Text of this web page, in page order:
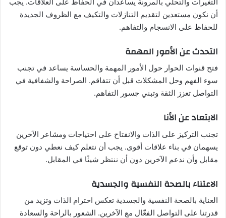
أن نكون مستعدين لتقديم التنازلات والتكيف مع الظروف الجديدة
للحفاظ على الانسجام والتفاهم.
التحدث عن الأمور المهمة
فتح قنوات الحوار حول الأمور المهمة والحساسة يساعد في تجنب
سوء الفهم وحل المشكلات قبل أن تتفاقم. الصراحة والشفافية في
التواصل تعزز الثقة وتبني جسور التفاهم.
الابتعاد عن الأنا
تجنب التركيز على الذات والانفتاح على احتياجات ومشاعر الآخرين
يسهمان في بناء علاقات أقوى. يجب أن نتعلم كيف نعطي دون توقع
مقابل وأن ندعم الآخرين دون أن ننتظر شيئًا في المقابل.
الاعتناء بالصحة النفسية والجسدية
العناية بالصحة النفسية والجسدية تعكس احترام الذات وتزيد من
قدرتنا على التواصل الفعّال مع الآخرين. الشعور بالراحة والسعادة